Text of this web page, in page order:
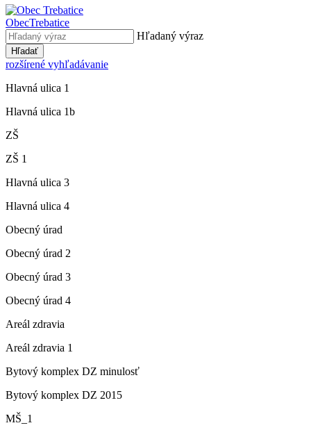
ObecTrebatice
Hľadaný výraz
Hľadať
rozšírené vyhľadávanie
Hlavná ulica 1
Hlavná ulica 1b
ZŠ
ZŠ 1
Hlavná ulica 3
Hlavná ulica 4
Obecný úrad
Obecný úrad 2
Obecný úrad 3
Obecný úrad 4
Areál zdravia
Areál zdravia 1
Bytový komplex DZ minulosť
Bytový komplex DZ 2015
MŠ_1